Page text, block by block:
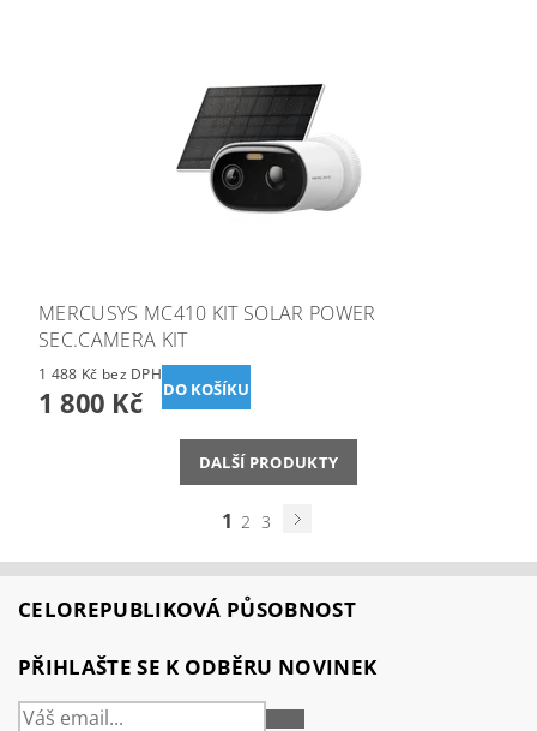
MERCUSYS MC410 KIT SOLAR POWER
SEC.CAMERA KIT
1 488 Kč bez DPH
1 800 Kč
DALŠÍ PRODUKTY
1 2 3
CELOREPUBLIKOVÁ PŮSOBNOST
PŘIHLAŠTE SE K ODBĚRU NOVINEK